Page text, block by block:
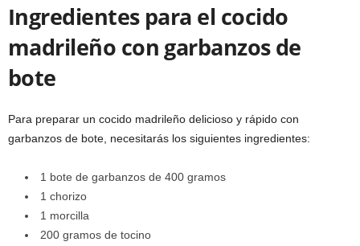
Ingredientes para el cocido
madrileño con garbanzos de
bote
Para preparar un cocido madrileño delicioso y rápido con
garbanzos de bote, necesitarás los siguientes ingredientes:
1 bote de garbanzos de 400 gramos
1 chorizo
1 morcilla
200 gramos de tocino